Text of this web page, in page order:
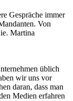
Gespräche immer
Von
Martina
üblich
wir uns vor
daran, dass man
Medien erfahren